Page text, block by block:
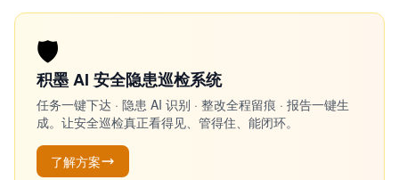
🛡️
积墨 AI 安全隐患巡检系统
任务一键下达 · 隐患 AI 识别 · 整改全程留痕 · 报告一键生
成。让安全巡检真正看得见、管得住、能闭环。
了解方案